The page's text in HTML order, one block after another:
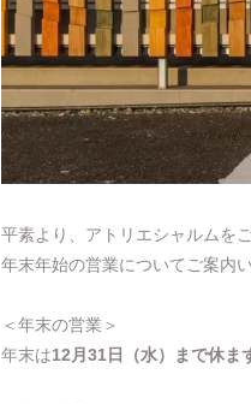
平素より、アトリエシャルムを
年末年始の営業についてご案内い
＜年末の営業＞
年末は12月31日（水）まで休ま